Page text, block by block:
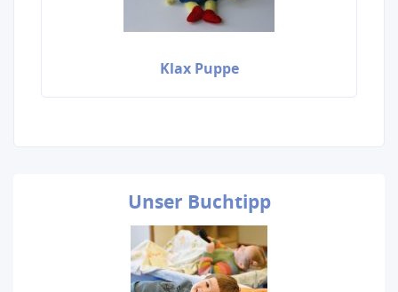
Klax Puppe
Unser Buchtipp